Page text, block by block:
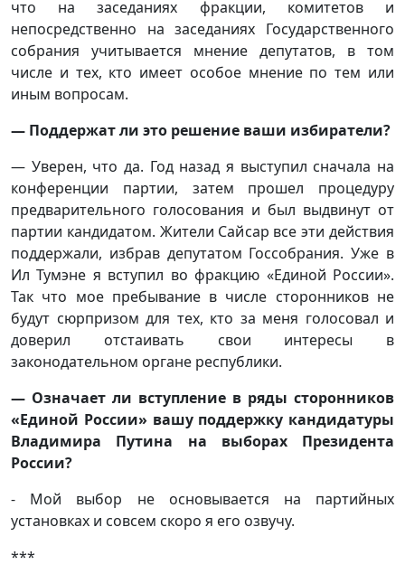
что на заседаниях фракции, комитетов и
непосредственно на заседаниях Государственного
собрания учитывается мнение депутатов, в том
числе и тех, кто имеет особое мнение по тем или
иным вопросам.
— Поддержат ли это решение ваши избиратели?
— Уверен, что да. Год назад я выступил сначала на
конференции партии, затем прошел процедуру
предварительного голосования и был выдвинут от
партии кандидатом. Жители Сайсар все эти действия
поддержали, избрав депутатом Госсобрания. Уже в
Ил Тумэне я вступил во фракцию «Единой России».
Так что мое пребывание в числе сторонников не
будут сюрпризом для тех, кто за меня голосовал и
доверил отстаивать свои интересы в
законодательном органе республики.
— Означает ли вступление в ряды сторонников
«Единой России» вашу поддержку кандидатуры
Владимира Путина на выборах Президента
России?
- Мой выбор не основывается на партийных
установках и совсем скоро я его озвучу.
***